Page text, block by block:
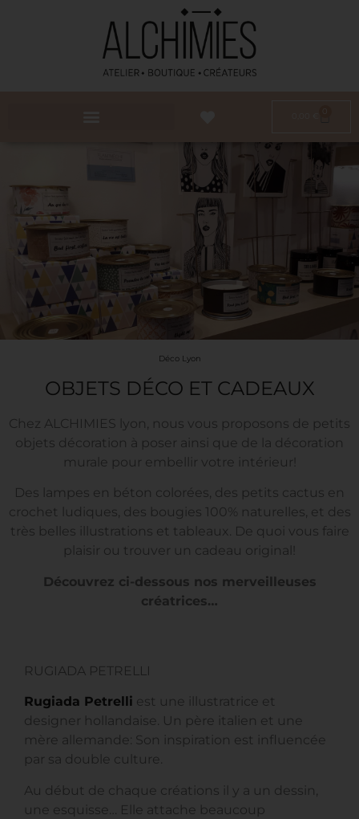
Déco Lyon
OBJETS DÉCO ET CADEAUX
Chez ALCHIMIES lyon, nous vous proposons de petits
objets décoration à poser ainsi que de la décoration
murale pour embellir votre intérieur!
Des lampes en béton colorées, des petits cactus en
crochet ludiques, des bougies 100% naturelles, et des
très belles illustrations et tableaux. De quoi vous faire
plaisir ou trouver un cadeau original!
Découvrez ci-dessous nos merveilleuses
créatrices…
RUGIADA PETRELLI
Rugiada Petrelli est une illustratrice et
designer hollandaise. Un père italien et une
mère allemande: Son inspiration est influencée
par sa double culture.
Au début de chaque créations il y a un dessin,
une esquisse… Elle attache beaucoup